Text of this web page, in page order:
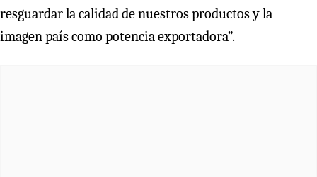
resguardar la calidad de nuestros productos y la
imagen país como potencia exportadora”.